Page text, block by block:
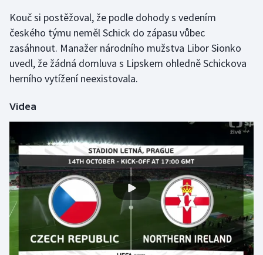
Moderní pětiboj
Motorsport
Parasport
Plavání
Plážový volejbal
Ragby
Rychlobruslení
Kouč si postěžoval, že podle dohody s vedením
českého týmu neměl Schick do zápasu vůbec
zasáhnout. Manažer národního mužstva Libor Sionko
uvedl, že žádná domluva s Lipskem ohledně Schickova
herního vytížení neexistovala.
Videa